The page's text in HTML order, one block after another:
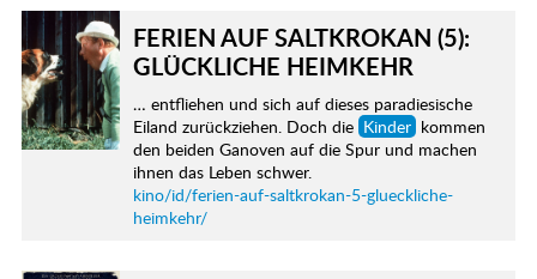
FERIEN AUF SALTKROKAN (5):
GLÜCKLICHE HEIMKEHR
… entfliehen und sich auf dieses paradiesische
Eiland zurückziehen. Doch die Kinder kommen
den beiden Ganoven auf die Spur und machen
ihnen das Leben schwer.
kino/id/ferien-auf-saltkrokan-5-glueckliche-
heimkehr/